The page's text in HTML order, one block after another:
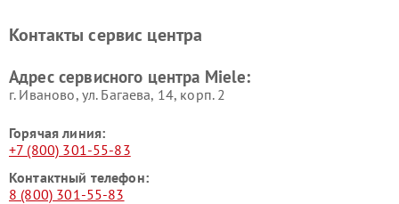
Miele
Miele
пылесосов Miele
Контакты сервис центра
Адрес сервисного центра Miele:
г. Иваново, ул. Багаева, 14, корп. 2
Горячая линия:
+7 (800) 301-55-83
Контактный телефон:
8 (800) 301-55-83